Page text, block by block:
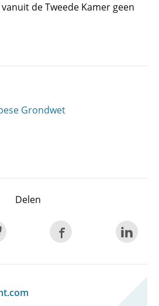
de Tweede Kamer geen
Grondwet
Delen